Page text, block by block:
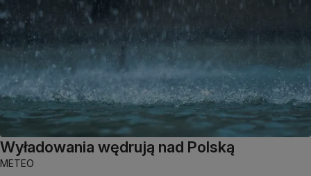
Wyładowania wędrują nad Polską
METEO